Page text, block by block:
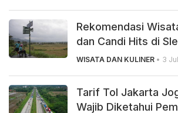
Rekomendasi
dan Candi Hits di
WISATA DAN KULINER • 3
Tarif Tol Jakarta
Wajib Diketahui